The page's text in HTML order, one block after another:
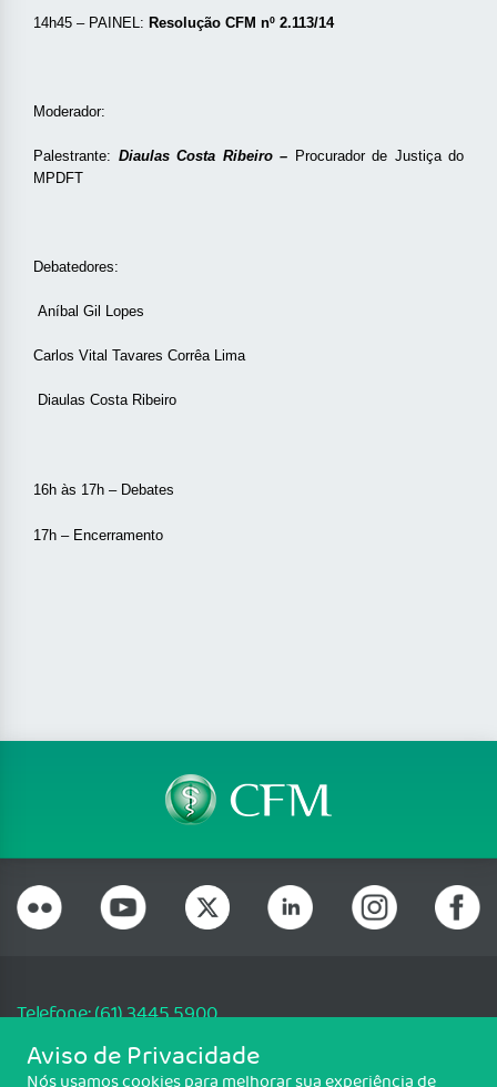
14h45 – PAINEL: Resolução CFM nº 2.113/14
Moderador:
Palestrante: Diaulas Costa Ribeiro – Procurador de Justiça do
MPDFT
Debatedores:
Aníbal Gil Lopes
Carlos Vital Tavares Corrêa Lima
Diaulas Costa Ribeiro
16h às 17h – Debates
17h – Encerramento
Telefone: (61) 3445 5900
Email: cfm@portalmedico.org.br
SGAS 616, Conjunto D, Lote 115, L2 Sul, Brasília/DF - CEP: 70200-760 -
Aviso de Privacidade